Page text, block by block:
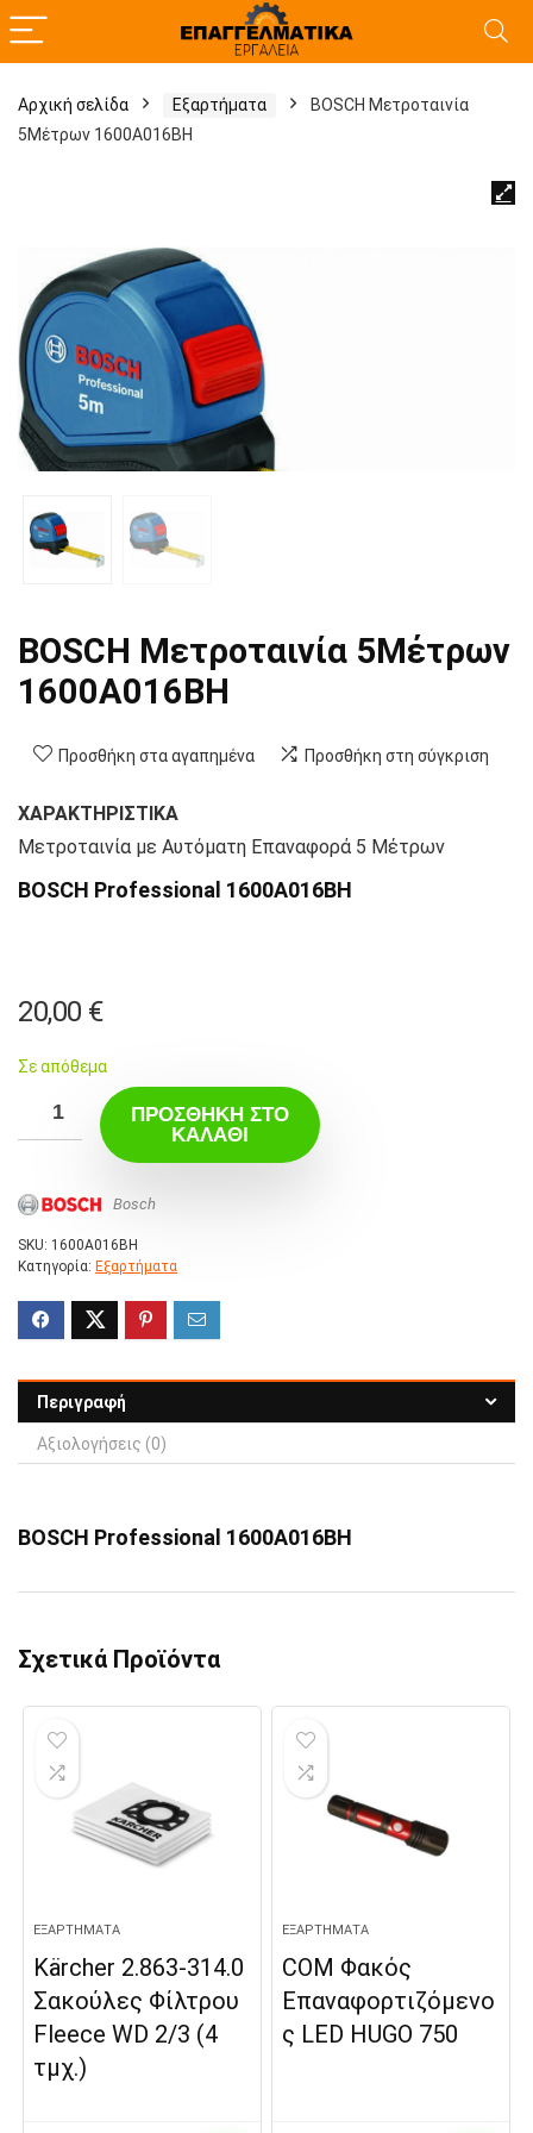
Αρχική σελίδα Εξαρτήματα
BOSCH Μετροταινία
5Μέτρων 1600A016BH
BOSCH Μετροταινία 5Μέτρων
1600A016BH
Προσθήκη στα αγαπημένα Προσθήκη στη σύγκριση
ΧΑΡΑΚΤΗΡΙΣΤΙΚΑ
Μετροταινία με Αυτόματη Επαναφορά 5 Μέτρων
BOSCH Professional 1600A016BH
20,00 €
Σε απόθεμα
ΠΡΟΣΘΉΚΗ ΣΤΟ
ΚΑΛΆΘΙ
Bosch
SKU: 1600A016BH
Κατηγορία: Εξαρτήματα
Περιγραφή
Αξιολογήσεις (0)
BOSCH Professional 1600A016BH
Σχετικά Προϊόντα
ΕΞΑΡΤΉΜΑΤΑ
Kärcher 2.863-314.0
Σακούλες Φίλτρου
Fleece WD 2/3 (4
τμχ.)
ΕΞΑΡΤΉΜΑΤΑ
COM Φακός
Επαναφορτιζόμενο
ς LED HUGO 750